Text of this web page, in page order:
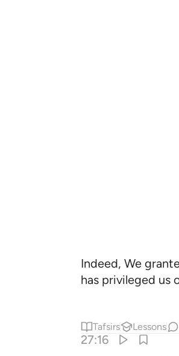
Indeed, We
has privileged us
Tafsirs Lessons
27:16